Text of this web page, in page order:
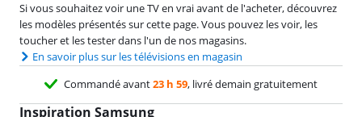
Si vous souhaitez voir une TV en vrai avant de l'acheter, découvrez
les modèles présentés sur cette page. Vous pouvez les voir, les
toucher et les tester dans l'un de nos magasins.
En savoir plus sur les télévisions en magasin
Commandé avant23 h 59, livré demain gratuitement
Inspiration Samsung